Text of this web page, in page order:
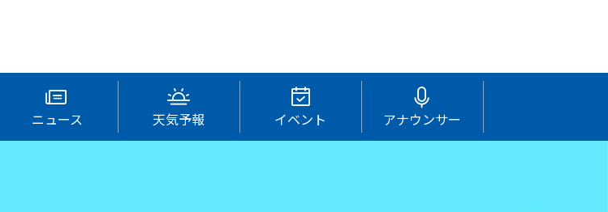
ニュース 天気予報 イベント アナウンサー